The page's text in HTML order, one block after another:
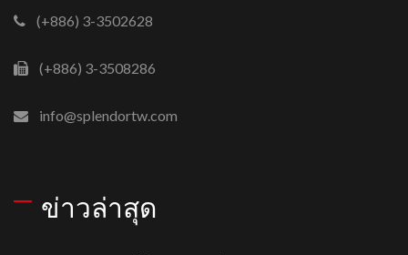
(+886) 3-3502628
(+886) 3-3508286
info@splendortw.com
ข่าวล่าสุด